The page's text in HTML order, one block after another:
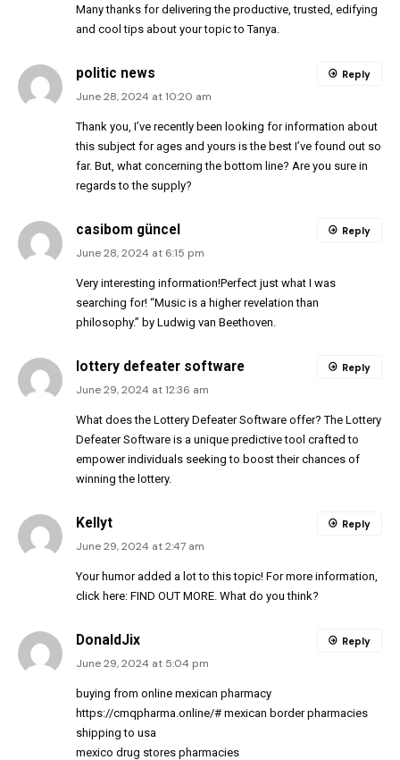
Many thanks for delivering the productive, trusted, edifying
and cool tips about your topic to Tanya.
politic news
June 28, 2024 at 10:20 am
Thank you, I’ve recently been looking for information about
this subject for ages and yours is the best I’ve found out so
far. But, what concerning the bottom line? Are you sure in
regards to the supply?
Reply
casibom güncel
June 28, 2024 at 6:15 pm
Very interesting information!Perfect just what I was
searching for! “Music is a higher revelation than
philosophy.” by Ludwig van Beethoven.
Reply
lottery defeater software
June 29, 2024 at 12:36 am
What does the Lottery Defeater Software offer? The Lottery
Defeater Software is a unique predictive tool crafted to
empower individuals seeking to boost their chances of
winning the lottery.
Reply
Kellyt
June 29, 2024 at 2:47 am
Your humor added a lot to this topic! For more information,
click here: FIND OUT MORE. What do you think?
Reply
DonaldJix
June 29, 2024 at 5:04 pm
buying from online mexican pharmacy
https://cmqpharma.online/# mexican border pharmacies
shipping to usa
mexico drug stores pharmacies
Reply